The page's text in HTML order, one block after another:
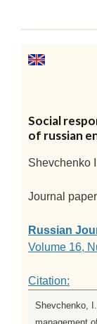
Social
of russian
Shevchenko
Journal paper
Russian
Volume 16,
Citation:
Shevchenko,